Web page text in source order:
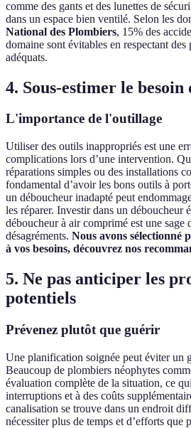
comme des gants et des lunettes de
dans un espace bien ventilé. Selon les
National des Plombiers, 15% des
domaine sont évitables en respectant des
adéquats.
4. Sous-estimer le
L'importance de l'outillage
Utiliser des outils inappropriés est une
complications lors d’une intervention.
réparations simples ou des installations
fondamental d’avoir les bons outils à
un déboucheur inadapté peut
les réparer. Investir dans un déboucheur
déboucheur à air comprimé est une sage
désagréments. Nous avons sélectionné
à vos besoins, découvrez nos
5. Ne pas anticiper les
potentiels
Prévenez plutôt que guérir
Une planification soignée peut éviter un
Beaucoup de plombiers néophytes
évaluation complète de la situation, ce
interruptions et à des coûts
canalisation se trouve dans un endroit
nécessiter plus de temps et d’efforts que